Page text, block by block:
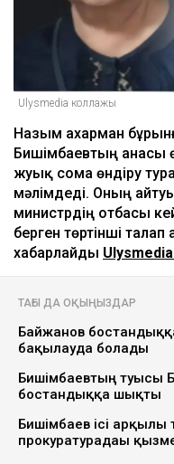
Ulysmedia коллажы
Назым Қахарман
Бишімбаевтың анасы
жуық сома өндіру
мәлімдеді. Оның
министрдің отбасы
берген төртінші
хабарлайды
ТАҒЫ ДА ОҚЫҢЫЗДАР
Байжанов
бақылауда болады
Бишімбаевтың туысы
бостандыққа шықты
Бишімбаев ісі арқылы
прокуратурадағы